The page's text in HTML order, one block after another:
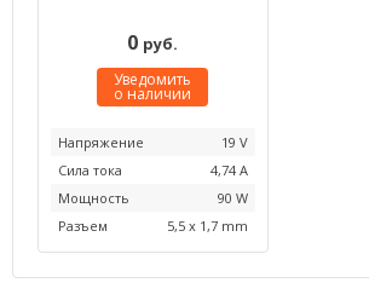
0 руб.
Уведомить
о наличии
Напряжение
19 V
Сила тока
4,74 А
Мощность
90 W
Разъем
5,5 x 1,7 mm